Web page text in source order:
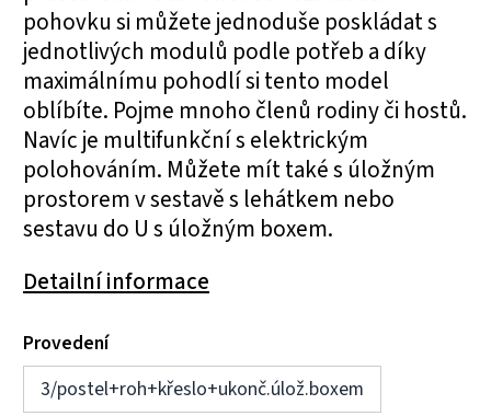
pohovku si můžete jednoduše poskládat s
jednotlivých modulů podle potřeb a díky
maximálnímu pohodlí si tento model
oblíbíte. Pojme mnoho členů rodiny či hostů.
Navíc je multifunkční s elektrickým
polohováním. Můžete mít také s úložným
prostorem v sestavě s lehátkem nebo
sestavu do U s úložným boxem.
Detailní informace
Provedení
3/postel+roh+křeslo+ukonč.úlož.boxem